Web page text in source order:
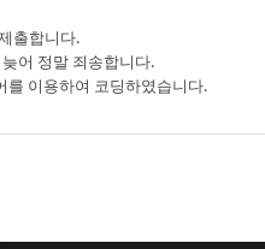
출합니다.
어 정말 죄송합니다.
를 이용하여 코딩하였습니다.